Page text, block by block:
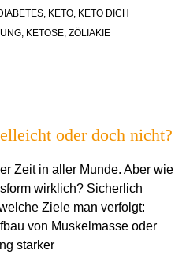
, KETO, KETO DICH
, KETOSE, ZÖLIAKIE
oder doch nicht?
Zeit in aller Munde. Aber wie
wirklich? Sicherlich
Ziele man verfolgt:
von Muskelmasse oder
starker